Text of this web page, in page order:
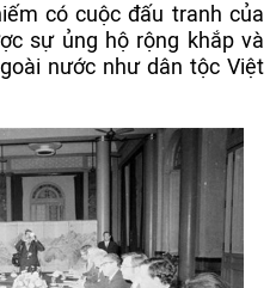
có cuộc đấu tranh của
sự ủng hộ rộng khắp và
nước như dân tộc Việt